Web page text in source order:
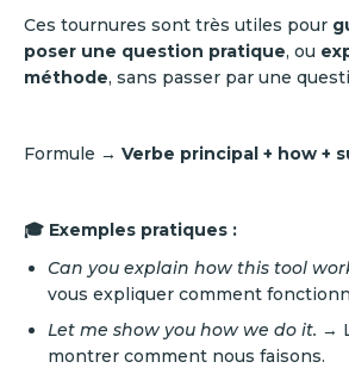
Ces tournures sont très utiles pour
poser une question pratique, ou
méthode, sans passer par une
Formule → Verbe principal + how +
🎓 Exemples pratiques :
Can you explain how this tool
vous expliquer comment
Let me show you how we do it. →
montrer comment nous faisons.